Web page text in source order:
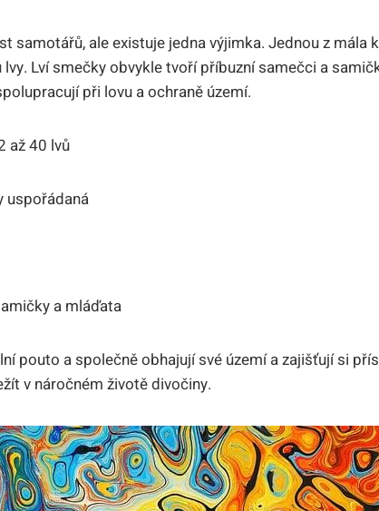
samotářů, ale existuje jedna výjimka. Jednou z mála
Lví smečky obvykle tvoří příbuzní samečci a
při lovu a ochraně území.
až 40 lvů
uspořádaná
a mláďata
pouto a společně obhajují své území a zajišťují si
v náročném životě divočiny.